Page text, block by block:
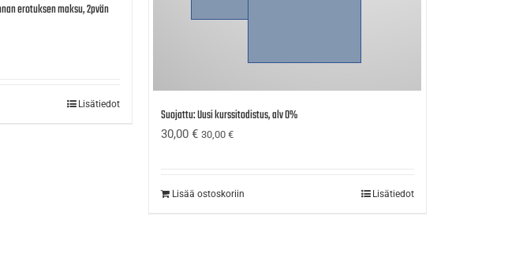
erotuksen maksu, 2pvän
Lisätiedot
Suojattu: Uusi kurssitodistus, alv 0%
30,00 € 30,00 €
Lisää ostoskoriin Lisätiedot